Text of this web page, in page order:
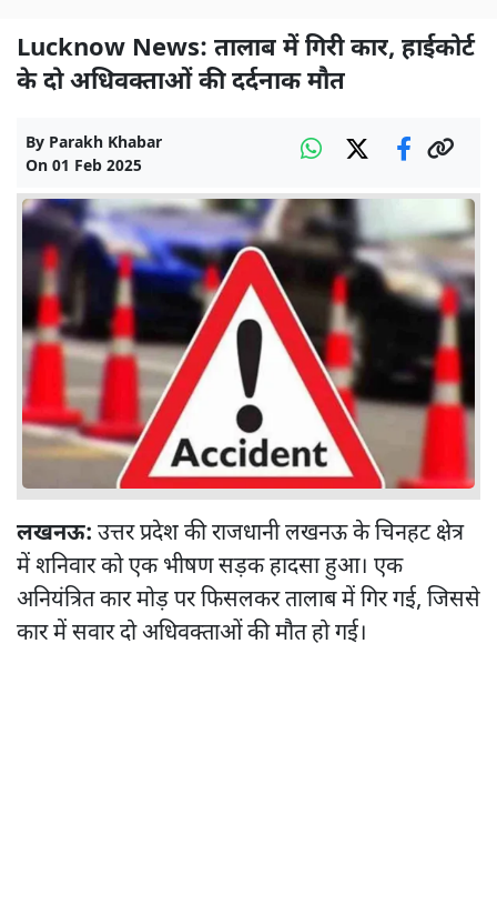
Lucknow News: तालाब में गिरी कार, हाईकोर्ट
के दो अधिवक्ताओं की दर्दनाक मौत
By Parakh Khabar
On 01 Feb 2025
लखनऊ: उत्तर प्रदेश की राजधानी लखनऊ के चिनहट क्षेत्र
में शनिवार को एक भीषण सड़क हादसा हुआ। एक
अनियंत्रित कार मोड़ पर फिसलकर तालाब में गिर गई, जिससे
कार में सवार दो अधिवक्ताओं की मौत हो गई।